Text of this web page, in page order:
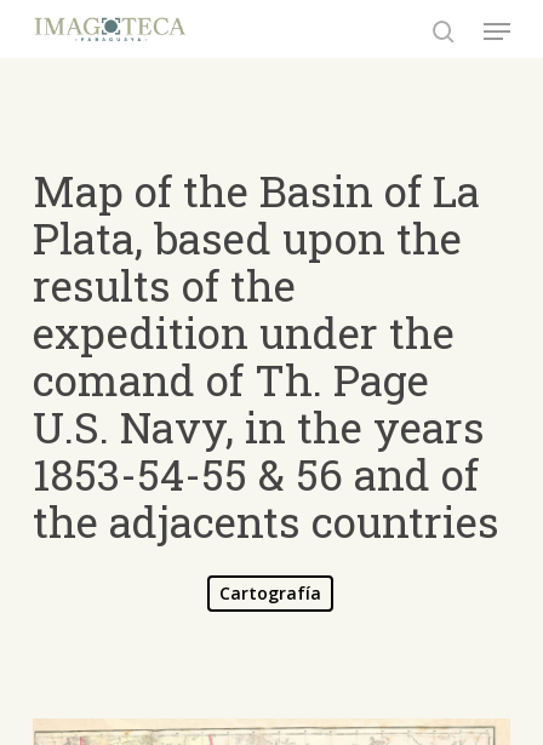
Menu
Map of the Basin of La
Plata, based upon the
results of the
expedition under the
comand of Th. Page
U.S. Navy, in the years
1853-54-55 & 56 and of
the adjacents countries
Cartografía